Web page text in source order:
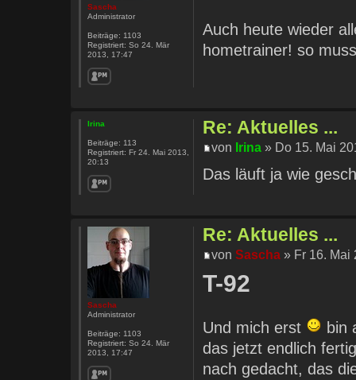
Auch heute wieder
hometrainer! so
Sascha
Administrator
Beiträge: 1103
Registriert: So 24. Mär
2013, 17:47
Re: Aktuelles ...
von Irina » Do 15. Mai
Das läuft ja wie
Irina
Beiträge: 113
Registriert: Fr 24. Mai 2013,
20:13
Re: Aktuelles ...
vonSascha » Fr 16. Mai
T-92
Und mich erst
bin
das jetzt endlich
nach gedacht, das
Sascha
Administrator
Beiträge: 1103
Registriert: So 24. Mär
2013, 17:47